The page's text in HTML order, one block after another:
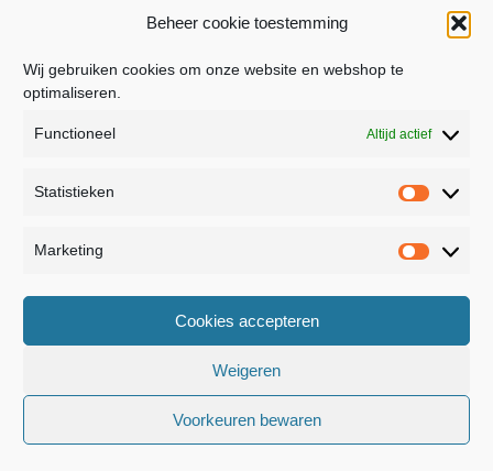
Beheer cookie toestemming
Wij gebruiken cookies om onze website en webshop te
optimaliseren.
Functioneel Altijd actief
Statistieken
Marketing
Cookies accepteren
Weigeren
Voorkeuren bewaren
VEILIG BETALEN MET MOLLIE
JB Fashion — Powered by Jolanda Bevelander
Dressage - Heuvelsweg 19 - 4321 TE Kerkwerve